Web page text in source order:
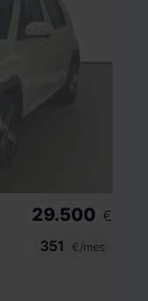
29.500 €
351
€/mes